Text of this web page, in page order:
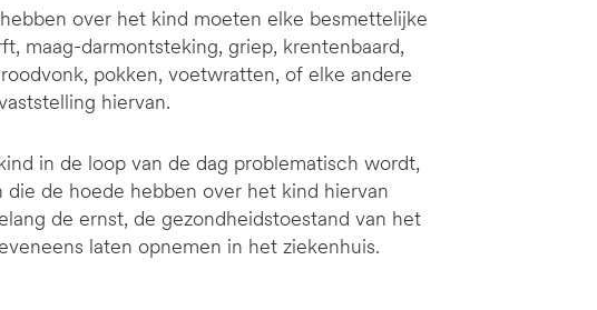
over het kind moeten elke besmettelijke
maag-darmontsteking, griep, krentenbaard,
pokken, voetwratten, of elke andere
hiervan.
in de loop van de dag problematisch wordt,
de hoede hebben over het kind hiervan
de ernst, de gezondheidstoestand van het
laten opnemen in het ziekenhuis.